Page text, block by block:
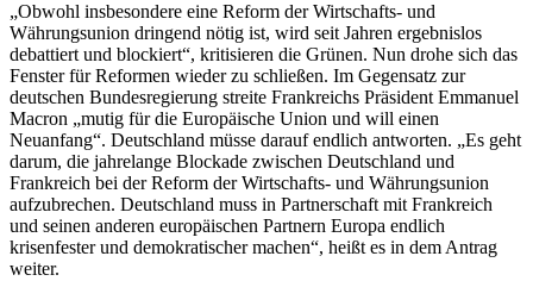
„Obwohl insbesondere eine Reform der Wirtschafts- und
Währungsunion dringend nötig ist, wird seit Jahren ergebnislos
debattiert und blockiert“, kritisieren die Grünen. Nun drohe sich das
Fenster für Reformen wieder zu schließen. Im Gegensatz zur
deutschen Bundesregierung streite Frankreichs PräsidentEmmanuel
Macron „mutig für die Europäische Union und will einen
Neuanfang“. Deutschland müsse darauf endlich antworten. „Es geht
darum, die jahrelange Blockade zwischen Deutschland und
Frankreich bei der Reform der Wirtschafts- und Währungsunion
aufzubrechen. Deutschland muss in Partnerschaft mit Frankreich
und seinen anderen europäischen Partnern Europa endlich
krisenfester und demokratischer machen“, heißt es in dem Antrag
weiter.